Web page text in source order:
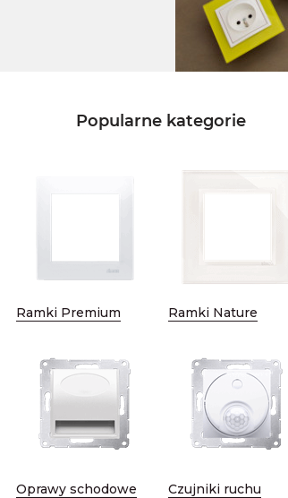
Popularne kategorie
Ramki Premium Ramki Nature
Oprawy schodowe Czujniki ruchu